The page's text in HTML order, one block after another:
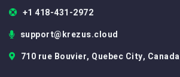
+1 418-431-2972
support@krezus.cloud
710 rue Bouvier, Quebec City, Canada